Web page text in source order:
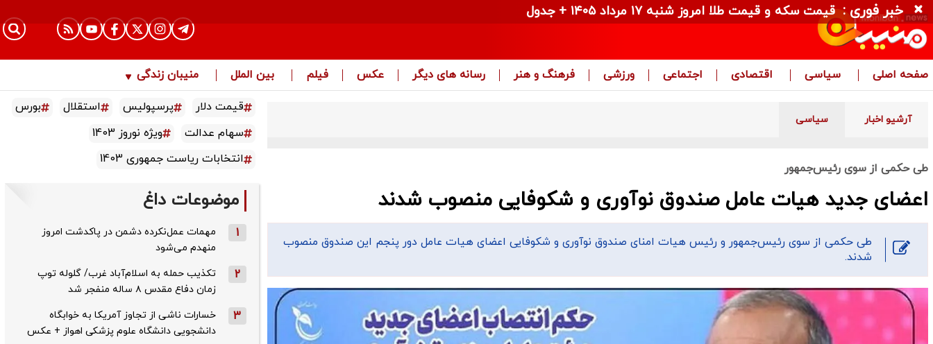
صفحه اصلی سیاسی اقتصادی اجتماعی ورزشی فرهنگ و هنر رسانه های دیگر عکس فیلم بین الملل منیبان زندگی
آرشیو اخبار سیاسی
طی حکمی از سوی رئیس‌جمهور
اعضای جدید هیات عامل صندوق نوآوری و شکوفایی منصوب شدند
طی حکمی از سوی رئیس‌جمهور و رئیس هیات امنای صندوق نوآوری و شکوفایی اعضای هیات عامل دور پنجم این صندوق منصوب
شدند.
قیمت دلار پرسپولیس استقلال
بورس
سهام عدالت
ویژه نوروز 1403
انتخابات ریاست جمهوری 1403
موضوعات داغ
1
مهمات عمل‌نکرده دشمن در پاکدشت امروز
منهدم می‌شود
2
تکذیب حمله به اسلام‌آباد غرب/ گلوله توپ
زمان دفاع مقدس ۸ ساله منفجر شد
3
خسارات ناشی از تجاوز آمریکا به خوابگاه
دانشجویی دانشگاه علوم پزشکی اهواز + عکس
خبر فوری : قیمت سکه و قیمت طلا امروز شنبه ۱۷ مرداد ۱۴۰۵ + جدول